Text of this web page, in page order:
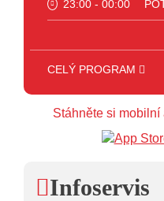
23:00 - 00:00
CELÝ PROGRAM
Stáhněte si
Infoservis